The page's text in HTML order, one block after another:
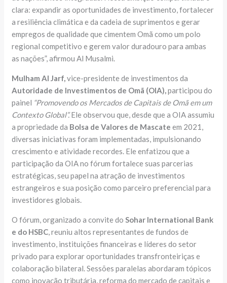
clara: expandir as oportunidades de investimento, fortalecer
a resiliência climática e da cadeia de suprimentos e gerar
empregos de qualidade que cimentem Omã como um polo
regional competitivo e gerem valor duradouro para ambas
as nações”, afirmou Al Musalmi.
Mulham Al Jarf,vice-presidente de investimentos da
Autoridade de Investimentos de Omã (OIA),participou do
painel “Promovendo os Mercados de Capitais de Omã em um
Contexto Global”.Ele observou que, desde que a OIA assumiu
a propriedade da Bolsa de Valores de Mascate em 2021,
diversas iniciativas foram implementadas, impulsionando
crescimento e atividade recordes. Ele enfatizou que a
participação da OIA no fórum fortalece suas parcerias
estratégicas, seu papel na atração de investimentos
estrangeiros e sua posição como parceiro preferencial para
investidores globais.
O fórum, organizado a convite doSohar International Bank
e do HSBC, reuniu altos representantes de fundos de
investimento, instituições financeiras e líderes do setor
privado para explorar oportunidades transfronteiriças e
colaboração bilateral. Sessões paralelas abordaram tópicos
como inovação tributária, reforma do mercado de capitais e